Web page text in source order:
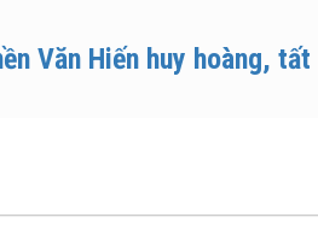
Văn Hiến huy hoàng,